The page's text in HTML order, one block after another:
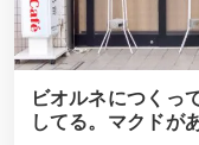
ビオルネにつくっ
してる。マクドが